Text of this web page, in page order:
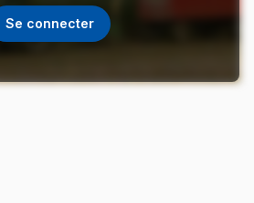
Se connecter